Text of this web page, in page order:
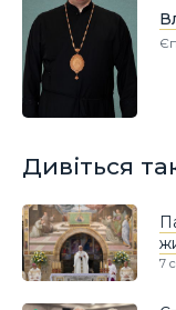
Дивіться
7